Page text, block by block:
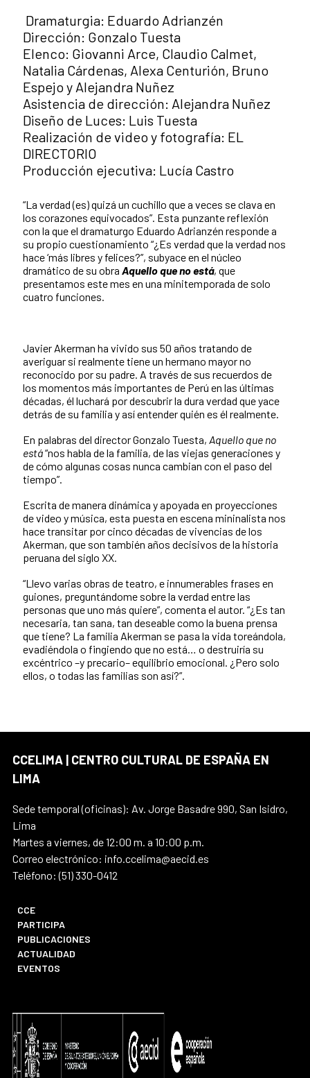
Dramaturgia: Eduardo Adrianzén
Dirección: Gonzalo Tuesta
Elenco: Giovanni Arce, Claudio Calmet,
Natalia Cárdenas, Alexa Centurión, Bruno
Espejo y Alejandra Nuñez
Asistencia de dirección: Alejandra Nuñez
Diseño de Luces: Luis Tuesta
Realización de video y fotografía: EL
DIRECTORIO
Producción ejecutiva: Lucía Castro
“La verdad (es) quizá un cuchillo que a veces se clava en
los corazones equivocados”. Esta punzante reflexión
con la que el dramaturgo Eduardo Adrianzén responde a
su propio cuestionamiento “¿Es verdad que la verdad nos
hace ‘más libres y felices?”, subyace en el núcleo
dramático de su obra Aquello que no está, que
presentamos este mes en una minitemporada de solo
cuatro funciones.
Javier Akerman ha vivido sus 50 años tratando de
averiguar si realmente tiene un hermano mayor no
reconocido por su padre. A través de sus recuerdos de
los momentos más importantes de Perú en las últimas
décadas, él luchará por descubrir la dura verdad que yace
detrás de su familia y así entender quién es él realmente.
En palabras del director Gonzalo Tuesta, Aquello que no
está“nos habla de la familia, de las viejas generaciones y
de cómo algunas cosas nunca cambian con el paso del
tiempo”.
Escrita de manera dinámica y apoyada en proyecciones
de video y música, esta puesta en escena mininalista nos
hace transitar por cinco décadas de vivencias de los
Akerman, que son también años decisivos de la historia
peruana del siglo XX.
“Llevo varias obras de teatro, e innumerables frases en
guiones, preguntándome sobre la verdad entre las
personas que uno más quiere”, comenta el autor. “¿Es tan
necesaria, tan sana, tan deseable como la buena prensa
que tiene? La familia Akerman se pasa la vida toreándola,
evadiéndola o fingiendo que no está… o destruiría su
excéntrico –y precario– equilibrio emocional. ¿Pero solo
ellos, o todas las familias son así?”.
CCELIMA | CENTRO CULTURAL DE ESPAÑA EN
LIMA
Sede temporal (oficinas): Av. Jorge Basadre 990, San Isidro,
Lima
Martes a viernes, de 12:00 m. a 10:00 p.m.
Correo electrónico: info.ccelima@aecid.es
Teléfono: (51) 330-0412
CCE
PARTICIPA
PUBLICACIONES
ACTUALIDAD
EVENTOS